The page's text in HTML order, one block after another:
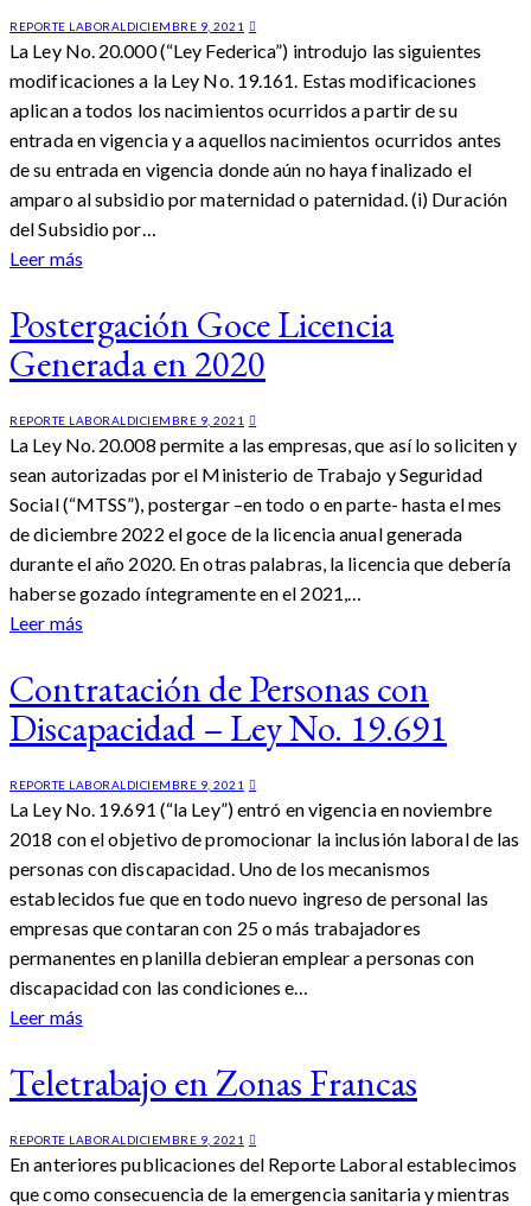
REPORTE LABORAL DICIEMBRE 9, 2021
La Ley No. 20.000 (“Ley Federica”) introdujo las siguientes
modificaciones a la Ley No. 19.161. Estas modificaciones
aplican a todos los nacimientos ocurridos a partir de su
entrada en vigencia y a aquellos nacimientos ocurridos antes
de su entrada en vigencia donde aún no haya finalizado el
amparo al subsidio por maternidad o paternidad. (i) Duración
del Subsidio por…
Leer más
Postergación Goce Licencia
Generada en 2020
REPORTE LABORAL DICIEMBRE 9, 2021
La Ley No. 20.008 permite a las empresas, que así lo soliciten y
sean autorizadas por el Ministerio de Trabajo y Seguridad
Social (“MTSS”), postergar –en todo o en parte- hasta el mes
de diciembre 2022 el goce de la licencia anual generada
durante el año 2020. En otras palabras, la licencia que debería
haberse gozado íntegramente en el 2021,…
Leer más
Contratación de Personas con
Discapacidad – Ley No. 19.691
REPORTE LABORAL DICIEMBRE 9, 2021
La Ley No. 19.691 (“la Ley”) entró en vigencia en noviembre
2018 con el objetivo de promocionar la inclusión laboral de las
personas con discapacidad. Uno de los mecanismos
establecidos fue que en todo nuevo ingreso de personal las
empresas que contaran con 25 o más trabajadores
permanentes en planilla debieran emplear a personas con
discapacidad con las condiciones e…
Leer más
Teletrabajo en Zonas Francas
REPORTE LABORAL DICIEMBRE 9, 2021
En anteriores publicaciones del Reporte Laboral establecimos
que como consecuencia de la emergencia sanitaria y mientras